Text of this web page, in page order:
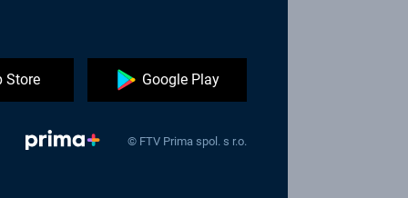
Store Google Play
© FTV Prima spol. s r.o.